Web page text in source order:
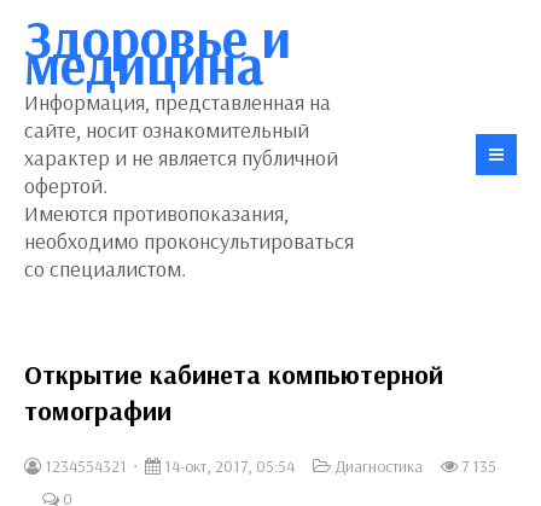
Здоровье и
медицина
Информация, представленная на
сайте, носит ознакомительный
характер и не является публичной
офертой.
Имеются противопоказания,
необходимо проконсультироваться
со специалистом.
Открытие кабинета компьютерной
томографии
1234554321 14-окт, 2017, 05:54 Диагностика
7 135
0